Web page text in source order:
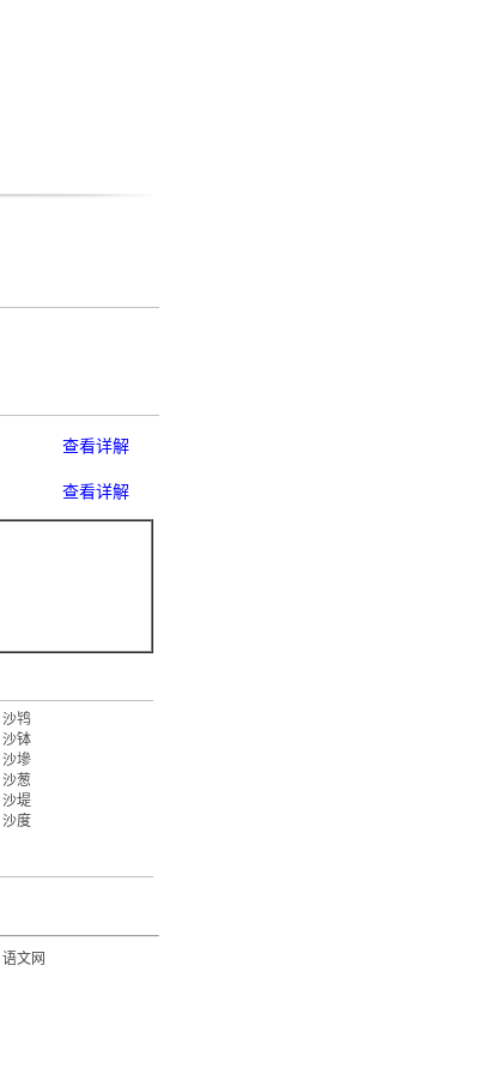
查看详解
查看详解
沙鸨
沙钵
沙墋
沙葱
沙堤
沙度
语文网